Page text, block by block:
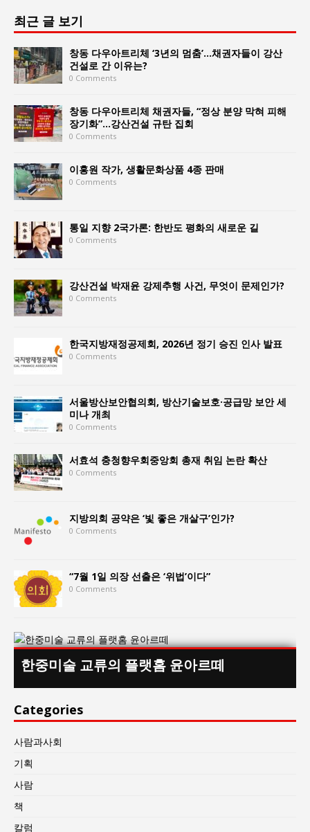
최근 글 보기
창동 다우아트리체 ‘3년의 멈춤’…채권자들이 강산
건설로 간 이유는?
0 Comments
창동 다우아트리체 채권자들, “정상 분양 막혀 피해
장기화”…강산건설 규탄 집회
0 Comments
이홍원 작가, 생활문화상품 4종 판매
0 Comments
통일 지향 2국가론: 한반도 평화의 새로운 길
0 Comments
강산건설 박재윤 강제추행 사건, 무엇이 문제인가?
0 Comments
한국지방재정공제회, 2026년 정기 승진 인사 발표
0 Comments
서울방산보안협의회, 방산기술보호·공급망 보안 세
미나 개최
0 Comments
서효석 충청향우회중앙회 총재 취임 논란 확산
0 Comments
지방의회 공약은 ‘빛 좋은 개살구’인가?
0 Comments
“7월 1일 의장 선출은 ‘위법’이다”
0 Comments
한중미술 교류의 플랫홈 윤아르떼
Categories
사람과사회
기획
사람
책
칼럼